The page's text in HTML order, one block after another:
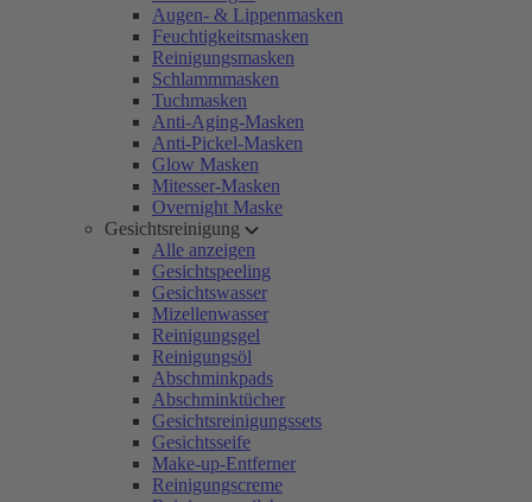
Augen- & Lippenmasken
Feuchtigkeitsmasken
Reinigungsmasken
Schlammmasken
Tuchmasken
Anti-Aging-Masken
Anti-Pickel-Masken
Glow Masken
Mitesser-Masken
Overnight Maske
Gesichtsreinigung
Alle anzeigen
Gesichtspeeling
Gesichtswasser
Mizellenwasser
Reinigungsgel
Reinigungsöl
Abschminkpads
Abschminktücher
Gesichtsreinigungssets
Gesichtsseife
Make-up-Entferner
Reinigungscreme